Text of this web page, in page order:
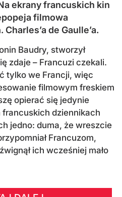
ekrany francuskich kin
filmowa
de Gaulle’a.
Baudry, stworzył
zdaje – Francuzi czekali.
tylko we Francji, więc
filmowym freskiem
opierać się jedynie
francuskich dziennikach
jedno: duma, że wreszcie
Francuzom,
ich wcześniej mało